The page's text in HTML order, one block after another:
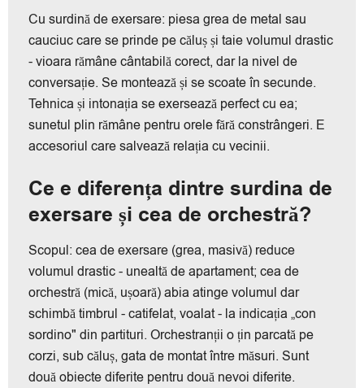
Cu surdină de exersare: piesa grea de metal sau
cauciuc care se prinde pe căluș și taie volumul drastic
- vioara rămâne cântabilă corect, dar la nivel de
conversație. Se montează și se scoate în secunde.
Tehnica și intonația se exersează perfect cu ea;
sunetul plin rămâne pentru orele fără constrângeri. E
accesoriul care salvează relația cu vecinii.
Ce e diferența dintre surdina de
exersare și cea de orchestră?
Scopul: cea de exersare (grea, masivă) reduce
volumul drastic - unealtă de apartament; cea de
orchestră (mică, ușoară) abia atinge volumul dar
schimbă timbrul - catifelat, voalat - la indicația „con
sordino" din partituri. Orchestranții o țin parcată pe
corzi, sub căluș, gata de montat între măsuri. Sunt
două obiecte diferite pentru două nevoi diferite.